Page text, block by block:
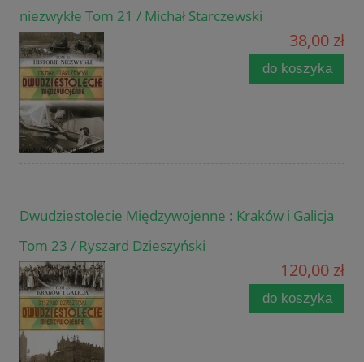
niezwykłe Tom 21 / Michał Starczewski
38,00 zł
do koszyka
Dwudziestolecie Międzywojenne : Kraków i Galicja
Tom 23 / Ryszard Dzieszyński
120,00 zł
do koszyka